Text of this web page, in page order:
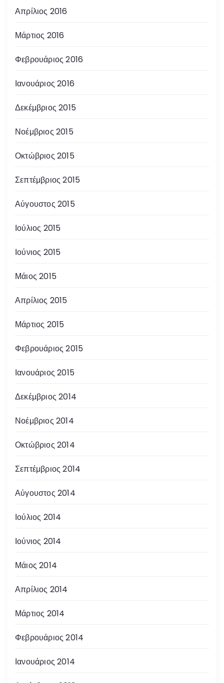
Απρίλιος 2016
Μάρτιος 2016
Φεβρουάριος 2016
Ιανουάριος 2016
Δεκέμβριος 2015
Νοέμβριος 2015
Οκτώβριος 2015
Σεπτέμβριος 2015
Αύγουστος 2015
Ιούλιος 2015
Ιούνιος 2015
Μάιος 2015
Απρίλιος 2015
Μάρτιος 2015
Φεβρουάριος 2015
Ιανουάριος 2015
Δεκέμβριος 2014
Νοέμβριος 2014
Οκτώβριος 2014
Σεπτέμβριος 2014
Αύγουστος 2014
Ιούλιος 2014
Ιούνιος 2014
Μάιος 2014
Απρίλιος 2014
Μάρτιος 2014
Φεβρουάριος 2014
Ιανουάριος 2014